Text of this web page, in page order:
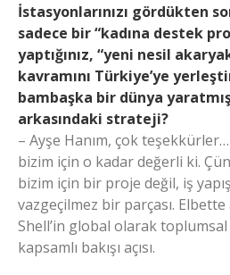
İstasyonlarınızı gördükten
sadece bir “kadına destek
yaptığınız, “yeni nesil
kavramını Türkiye’ye
bambaşka bir dünya
arkasındaki strateji?
– Ayşe Hanım, çok
bizim için o kadar değerli ki.
bizim için bir proje değil, iş
vazgeçilmez bir parçası.
Shell’in global olarak
kapsamlı bakışı açısı.